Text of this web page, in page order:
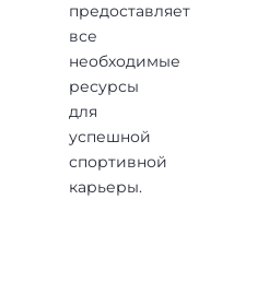
предоставляет
все
необходимые
ресурсы
для
успешной
спортивной
карьеры.